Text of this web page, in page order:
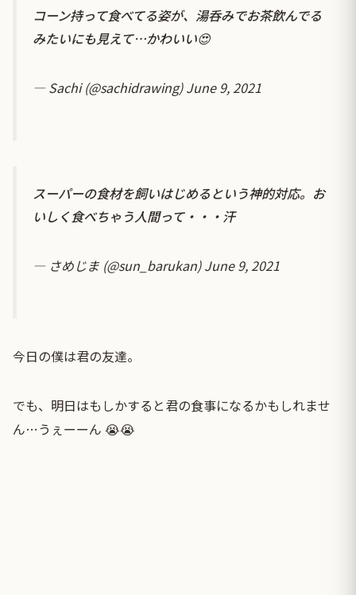
コーン持って食べてる姿が、湯呑みでお茶飲んでる
みたいにも見えて…かわいい😍
— Sachi (@sachidrawing)June 9, 2021
スーパーの食材を飼いはじめるという神的対応。お
いしく食べちゃう人間って・・・汗
— さめじま (@sun_barukan)June 9, 2021
今日の僕は君の友達。
でも、明日はもしかすると君の食事になるかもしれませ
ん…うぇーーん 😭😭